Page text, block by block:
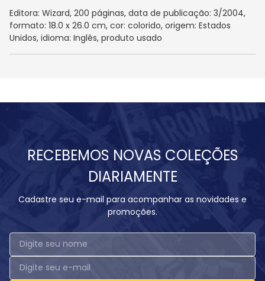
Editora: Wizard, 200 páginas, data de publicação: 3/2004,
formato: 18.0 x 26.0 cm, cor: colorido, origem: Estados
Unidos, idioma: Inglês, produto usado
RECEBEMOS NOVAS COLEÇÕES
DIARIAMENTE
Cadastre seu e-mail para acompanhar as novidades e
promoções.